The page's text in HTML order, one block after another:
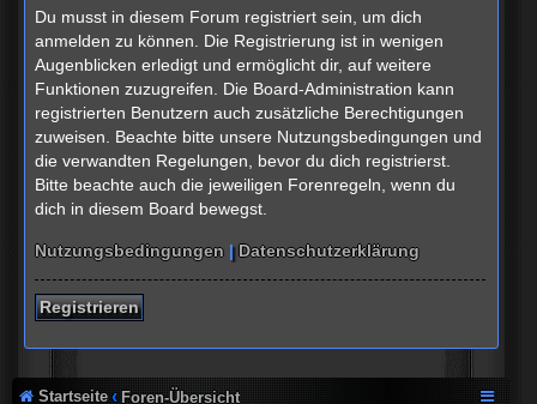
Du musst in diesem Forum registriert sein, um dich
anmelden zu können. Die Registrierung ist in wenigen
Augenblicken erledigt und ermöglicht dir, auf weitere
Funktionen zuzugreifen. Die Board-Administration kann
registrierten Benutzern auch zusätzliche Berechtigungen
zuweisen. Beachte bitte unsere Nutzungsbedingungen und
die verwandten Regelungen, bevor du dich registrierst.
Bitte beachte auch die jeweiligen Forenregeln, wenn du
dich in diesem Board bewegst.
Nutzungsbedingungen |Datenschutzerklärung
Registrieren
Startseite Foren-Übersicht